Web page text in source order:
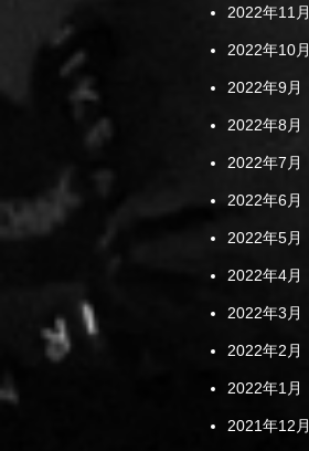
2022年11月
2022年10月
2022年9月
2022年8月
2022年7月
2022年6月
2022年5月
2022年4月
2022年3月
2022年2月
2022年1月
2021年12月